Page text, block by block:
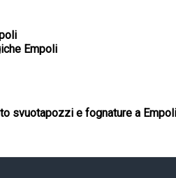
Empoli
svuotapozzi e fognature a Empoli